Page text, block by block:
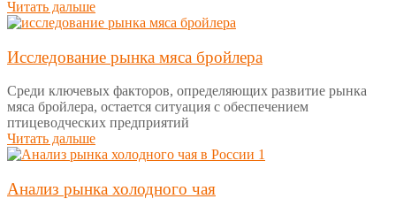
Читать дальше
Исследование рынка мяса бройлера
Среди ключевых факторов, определяющих развитие рынка
мяса бройлера, остается ситуация с обеспечением
птицеводческих предприятий
Читать дальше
Анализ рынка холодного чая